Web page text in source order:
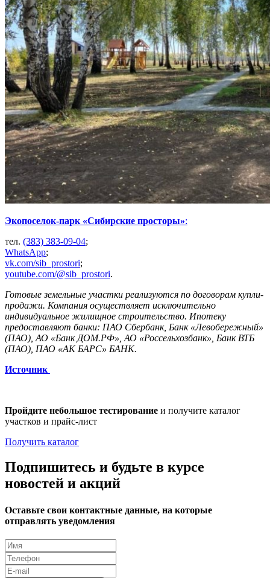
Экопоселок-парк «Сибирские просторы»:
тел. (383) 383-09-04;
WhatsApp;
vk.com/sib_prostori;
youtube.com/@sib_prostori.
Готовые земельные участки реализуются по договорам купли-
продажи. Компания осуществляет исключительно
индивидуальное жилищное строительство. Ипотеку
предоставляют банки: ПАО Сбербанк, Банк «Левобережный»
(ПАО), АО «Банк ДОМ.РФ», АО «Россельхозбанк», Банк ВТБ
(ПАО), ПАО «АК БАРС» БАНК.
Источник
Пройдите небольшое тестирование и получите каталог
участков и прайс-лист
Получить каталог
Подпишитесь и будьте в курсе
новостей и акций
Оставьте свои контактные данные, на которые
отправлять уведомления